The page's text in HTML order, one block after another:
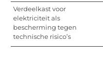
Verdeelkast voor
elektriciteit als
bescherming tegen
technische risico’s